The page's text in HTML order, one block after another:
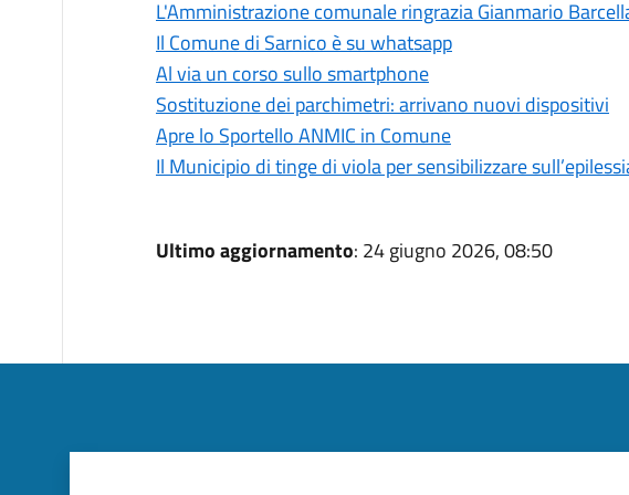
L'Amministrazione comunale ringrazia Gianmario
Il Comune di Sarnico è su whatsapp
Al via un corso sullo smartphone
Sostituzione dei parchimetri: arrivano nuovi dispositivi
Apre lo Sportello ANMIC in Comune
Il Municipio di tinge di viola per sensibilizzare
Ultimo aggiornamento: 24 giugno 2026, 08:50